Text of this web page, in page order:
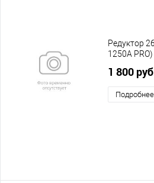
Редуктор
1250A PRO)
1 800
Подробнее